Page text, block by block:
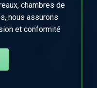
chambres de
nous assurons
et conformité